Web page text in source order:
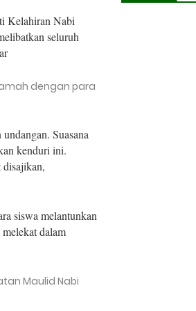
Kelahiran Nabi
seluruh
dengan para
Suasana
kenduri ini.
disajikan,
siswa melantunkan
dalam
Maulid Nabi